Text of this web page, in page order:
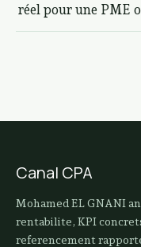
réel pour une PME
Canal CPA
Mohamed EL GNANI
rentabilite, KPI
referencement